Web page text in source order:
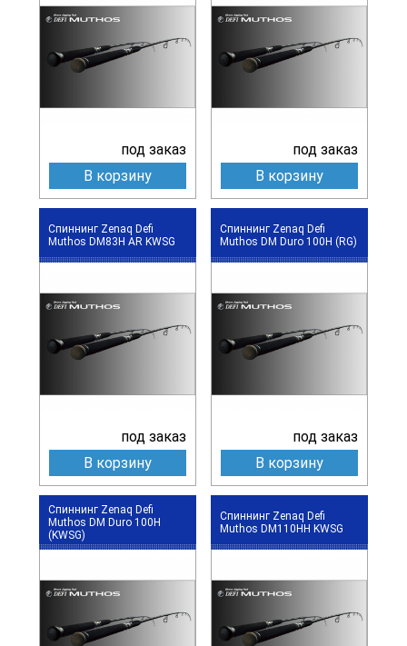
под заказ
В корзину
под заказ
В корзину
Спиннинг Zenaq Defi
Muthos DM83H AR KWSG
под заказ
В корзину
Спиннинг Zenaq Defi
Muthos DM Duro 100H (RG)
под заказ
В корзину
Спиннинг Zenaq Defi
Muthos DM Duro 100H
(KWSG)
Спиннинг Zenaq Defi
Muthos DM110HH KWSG